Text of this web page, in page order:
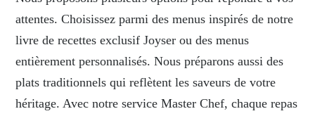
attentes. Choisissez parmi des menus inspirés de notre
livre de recettes exclusif Joyser ou des menus
entièrement personnalisés. Nous préparons aussi des
plats traditionnels qui reflètent les saveurs de votre
héritage. Avec notre service Master Chef, chaque repas